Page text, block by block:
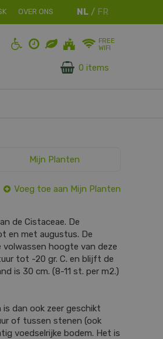
OVER ONS
FREE
WIFI
0 items
Mijn Planten
Voeg toe aan Mijn Planten
de Cistaceae. De
en met augustus. De
volwassen hoogte van deze
tot -20 gr. C. en blijft de
is 30 cm. (8-11 st. per m2.)
dan ook zeer geschikt
of tussen stenen (ook
voedselrijke bodem. Het is